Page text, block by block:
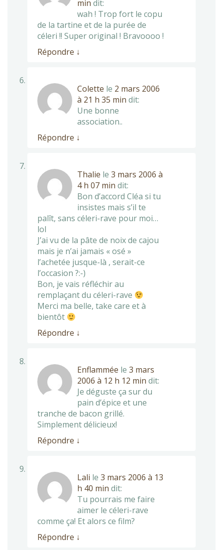
min dit:
wah ! Trop fort le copu
de la tartine et de la purée de
céleri !! Super original ! Bravoooo !
Répondre ↓
Colette le 2 mars 2006
à 21 h 35 min dit:
Une bonne
association..
Répondre ↓
Thalie le 3 mars 2006 à
4 h 07 min dit:
Bon d’accord Cléa si tu
insistes mais s’il te
palît, sans céleri-rave pour moi…
lol
J’ai vu de la pâte de noix de cajou
mais je n’ai jamais « osé »
l’achetée jusque-là , serait-ce
l’occasion ?:-)
Bon, je vais réfléchir au
remplaçant du céleri-rave
Merci ma belle, take care et à
bientôt
Répondre ↓
Enflammée le 3 mars
2006 à 12 h 12 min dit:
Je déguste ça sur du
pain d’épice et une
tranche de bacon grillé.
Simplement délicieux!
Répondre ↓
Lali le 3 mars 2006 à 13
h 40 min dit:
Tu pourrais me faire
aimer le céleri-rave
comme ça! Et alors ce film?
Répondre ↓